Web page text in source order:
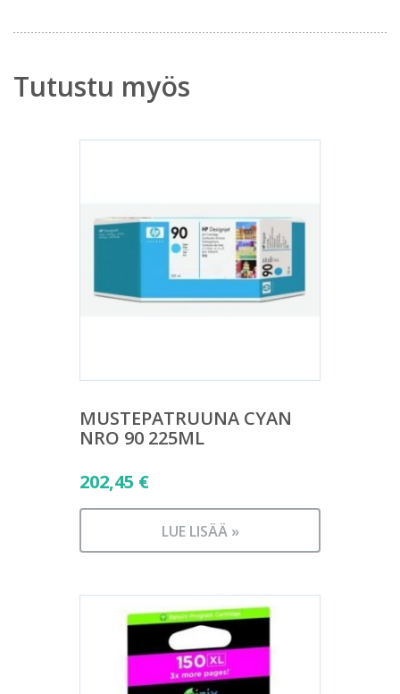
Tutustu myös
MUSTEPATRUUNA CYAN
NRO 90 225ML
202,45 €
LUE LISÄÄ »